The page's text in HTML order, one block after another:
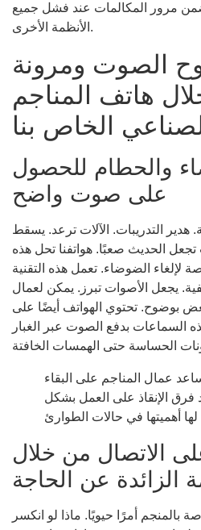
مرور المكالمات عند فشل جميع
الأنظمة الأخرى.
الصوت ومرونة
هاتف المناجم
الخاص بنا
والحطام للحصول
على صوت واضح
هدير التدريبات. الآلات ترعد. يسقط
تجعل الحديث صعبًا. هواتفنا تحل هذه
لإلغاء الضوضاء. تعمل هذه التقنية
يجعل الأصوات تبرز. يمكن لعمال
بوضوح. تحتوي الهواتف أيضًا على
السماعات بدفع الصوت عبر الغبار
عمال المناجم على البقاء
فرق الإنقاذ على العمل بشكل
الاتصال من خلال
الزائدة عن الحاجة
بالمنجم أمرًا حيويًا. ماذا لو انكسر